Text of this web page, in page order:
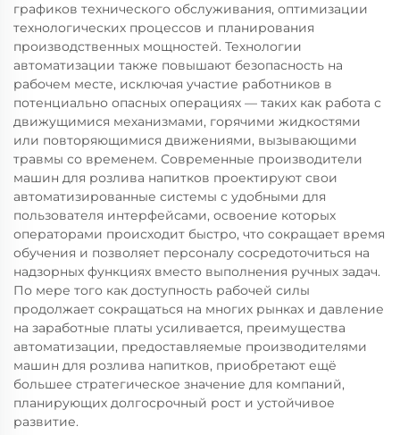
графиков технического обслуживания, оптимизации
технологических процессов и планирования
производственных мощностей. Технологии
автоматизации также повышают безопасность на
рабочем месте, исключая участие работников в
потенциально опасных операциях — таких как работа с
движущимися механизмами, горячими жидкостями
или повторяющимися движениями, вызывающими
травмы со временем. Современные производители
машин для розлива напитков проектируют свои
автоматизированные системы с удобными для
пользователя интерфейсами, освоение которых
операторами происходит быстро, что сокращает время
обучения и позволяет персоналу сосредоточиться на
надзорных функциях вместо выполнения ручных задач.
По мере того как доступность рабочей силы
продолжает сокращаться на многих рынках и давление
на заработные платы усиливается, преимущества
автоматизации, предоставляемые производителями
машин для розлива напитков, приобретают ещё
большее стратегическое значение для компаний,
планирующих долгосрочный рост и устойчивое
развитие.